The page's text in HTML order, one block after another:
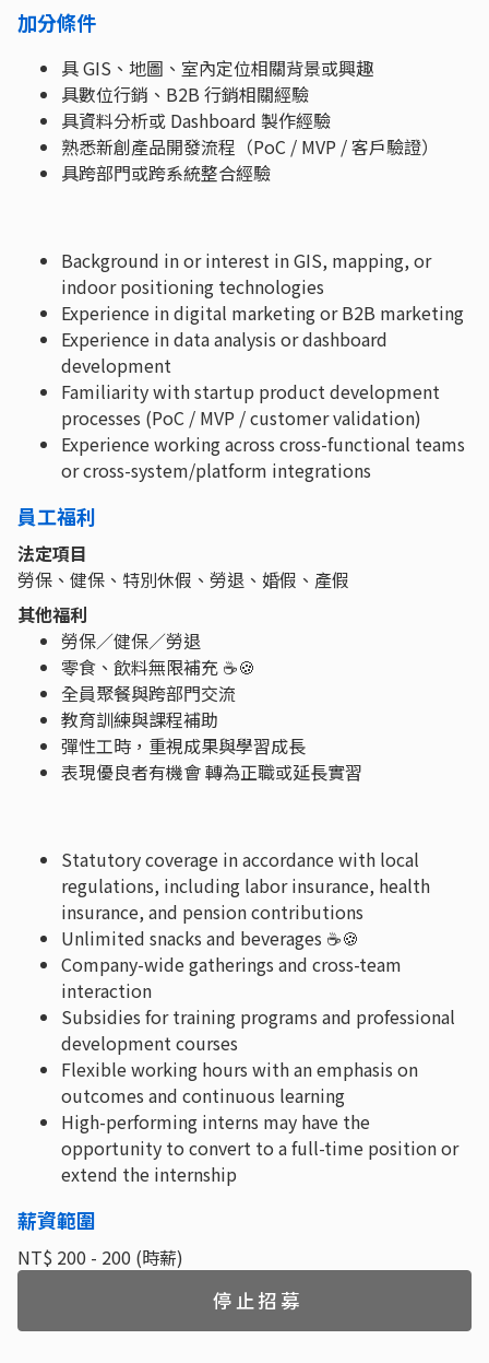
加分條件
具 GIS、地圖、室內定位相關背景或興趣
具數位行銷、B2B 行銷相關經驗
具資料分析或 Dashboard 製作經驗
熟悉新創產品開發流程（PoC / MVP / 客戶驗證）
具跨部門或跨系統整合經驗
Background in or interest in GIS, mapping, or
indoor positioning technologies
Experience in digital marketing or B2B marketing
Experience in data analysis or dashboard
development
Familiarity with startup product development
processes (PoC / MVP / customer validation)
Experience working across cross-functional teams
or cross-system/platform integrations
員工福利
法定項目
勞保、健保、特別休假、勞退、婚假、產假
其他福利
勞保／健保／勞退
零食、飲料無限補充 ☕🍪
全員聚餐與跨部門交流
教育訓練與課程補助
彈性工時，重視成果與學習成長
表現優良者有機會 轉為正職或延長實習
Statutory coverage in accordance with local
regulations, including labor insurance, health
insurance, and pension contributions
Unlimited snacks and beverages ☕🍪
Company-wide gatherings and cross-team
interaction
Subsidies for training programs and professional
development courses
Flexible working hours with an emphasis on
outcomes and continuous learning
High-performing interns may have the
opportunity to convert to a full-time position or
extend the internship
薪資範圍
NT$ 200 - 200 (時薪)
停止招募